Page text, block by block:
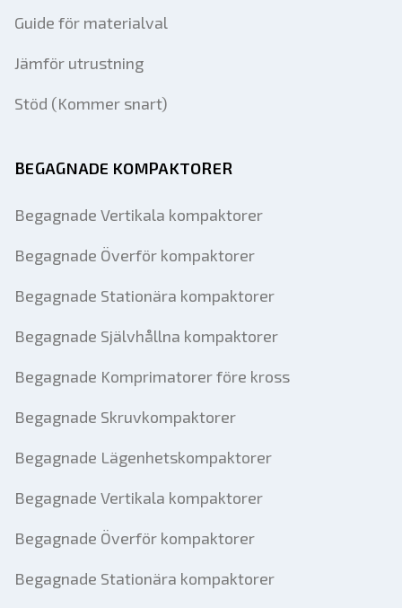
Guide för materialval
Jämför utrustning
Stöd (Kommer snart)
BEGAGNADE KOMPAKTORER
Begagnade Vertikala kompaktorer
Begagnade Överför kompaktorer
Begagnade Stationära kompaktorer
Begagnade Självhållna kompaktorer
Begagnade Komprimatorer före kross
Begagnade Skruvkompaktorer
Begagnade Lägenhetskompaktorer
Begagnade Vertikala kompaktorer
Begagnade Överför kompaktorer
Begagnade Stationära kompaktorer